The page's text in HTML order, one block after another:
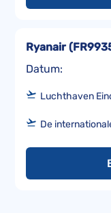
Datum:
Ryanair(
Luchthaven
De